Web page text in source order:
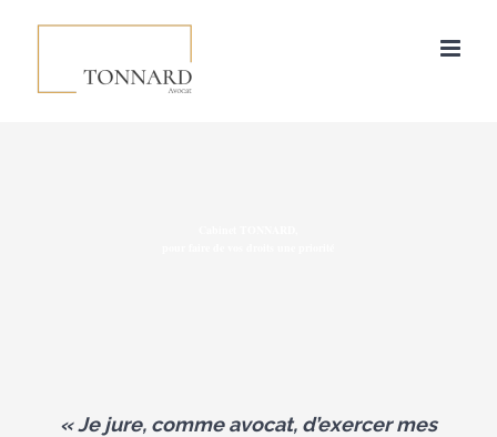
« Je jure, comme avocat, d’exercer mes